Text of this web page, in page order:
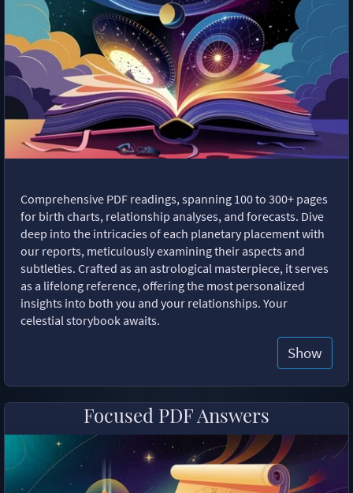
Comprehensive PDF readings, spanning 100 to 300+ pages
for birth charts, relationship analyses, and forecasts. Dive
deep into the intricacies of each planetary placement with
our reports, meticulously examining their aspects and
subtleties. Crafted as an astrological masterpiece, it serves
as a lifelong reference, offering the most personalized
insights into both you and your relationships. Your
celestial storybook awaits.
Show
Focused PDF Answers